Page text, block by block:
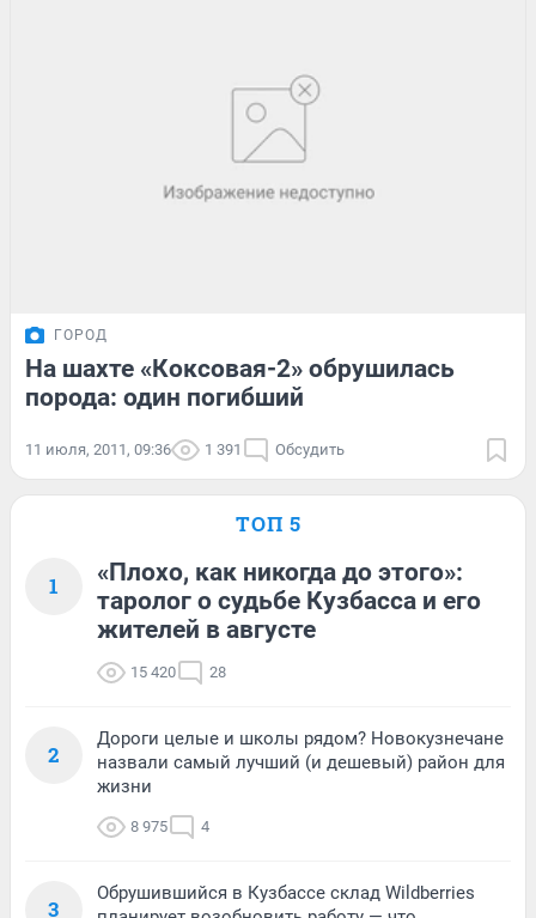
ГОРОД
На шахте «Коксовая-2» обрушилась
порода: один погибший
11 июля, 2011, 09:36 1 391 Обсудить
ТОП 5
1
«Плохо, как никогда до этого»:
таролог о судьбе Кузбасса и его
жителей в августе
15 420 28
2
Дороги целые и школы рядом? Новокузнечане
назвали самый лучший (и дешевый) район для
жизни
8 975 4
3
Обрушившийся в Кузбассе склад Wildberries